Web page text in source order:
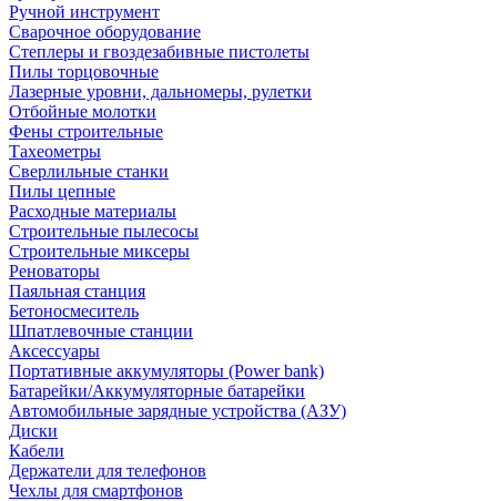
Ручной инструмент
Сварочное оборудование
Степлеры и гвоздезабивные пистолеты
Пилы торцовочные
Лазерные уровни, дальномеры, рулетки
Отбойные молотки
Фены строительные
Тахеометры
Сверлильные станки
Пилы цепные
Расходные материалы
Строительные пылесосы
Строительные миксеры
Реноваторы
Паяльная станция
Бетоносмеситель
Шпатлевочные станции
Аксессуары
Портативные аккумуляторы (Power bank)
Батарейки/Аккумуляторные батарейки
Автомобильные зарядные устройства (АЗУ)
Диски
Кабели
Держатели для телефонов
Чехлы для смартфонов